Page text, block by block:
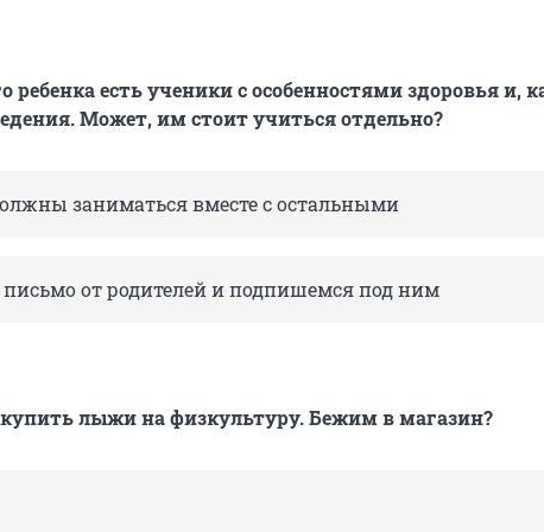
ребенка есть ученики с особенностями здоровья и,
Может, им стоит учиться отдельно?
заниматься вместе с остальными
письмо от родителей и подпишемся под ним
лыжи на физкультуру. Бежим в магазин?